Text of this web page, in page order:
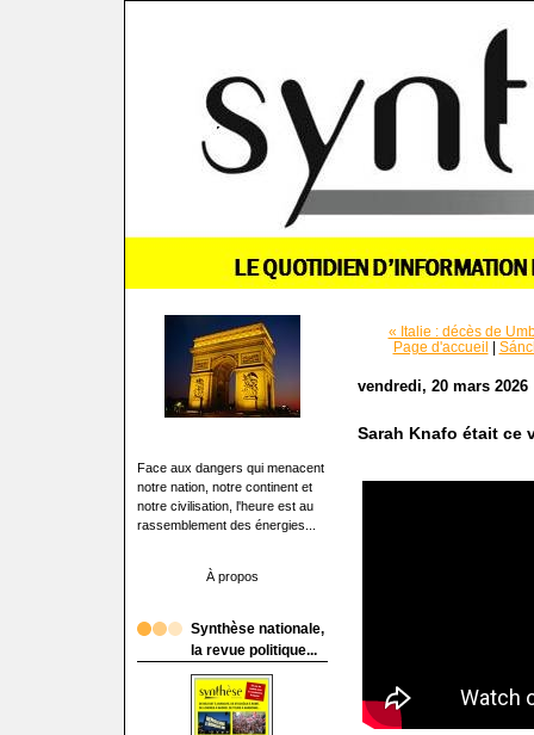
Face aux dangers qui menacent
notre nation, notre continent et
notre civilisation, l'heure est au
rassemblement des énergies...
À propos
Synthèse nationale,
la revue politique...
« Italie : décès de
Page d'accueil |
vendredi, 20 mars 2026
Sarah Knafo était ce